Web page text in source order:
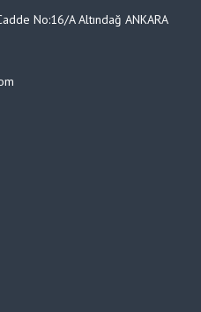
No:16/A Altındağ ANKARA